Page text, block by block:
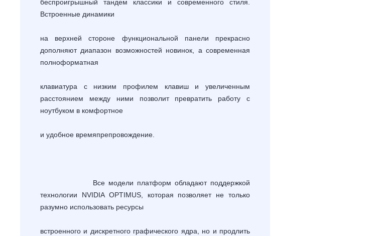
беспроигрышный тандем классики и современного стиля.
Встроенные динамики
на верхней стороне функциональной панели прекрасно
дополняют диапазон возможностей новинок, а современная
полноформатная
клавиатура с низким профилем клавиш и увеличенным
расстоянием между ними позволит превратить работу с
ноутбуком в комфортное
и удобное времяпрепровождение.
Все модели платформ обладают поддержкой
технологии NVIDIA OPTIMUS, которая позволяет не только
разумно использовать ресурсы
встроенного и дискретного графического ядра, но и продлить